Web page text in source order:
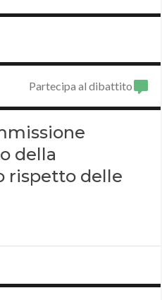
Partecipa al dibattito
della
rispetto delle